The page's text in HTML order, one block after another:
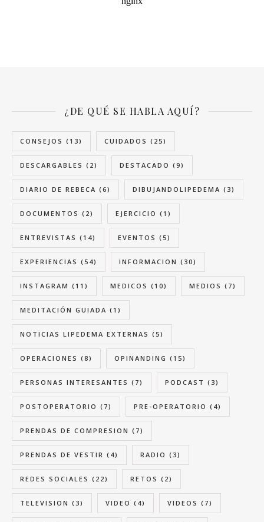
¿DE QUÉ SE HABLA AQUÍ?
CONSEJOS (13) CUIDADOS (25)
DESCARGABLES (2) DESTACADO (9)
DIARIO DE REBECA (6) DIBUJANDOLIPEDEMA (3)
DOCUMENTOS (2) EJERCICIO (1)
ENTREVISTAS (14) EVENTOS (5)
EXPERIENCIAS (54) INFORMACION (30)
INSTAGRAM (11) MEDICOS (10) MEDIOS (7)
MEDITACIÓN GUIADA (1)
NOTICIAS LIPEDEMA EXTERNAS (5)
OPERACIONES (8) OPINANDING (15)
PERSONAS INTERESANTES (7) PODCAST (3)
POSTOPERATORIO (7) PRE-OPERATORIO (4)
PRENDAS DE COMPRESION (7)
PRENDAS DE VESTIR (4) RADIO (3)
REDES SOCIALES (22) RETOS (2)
TELEVISION (3) VIDEO (4) VIDEOS (7)